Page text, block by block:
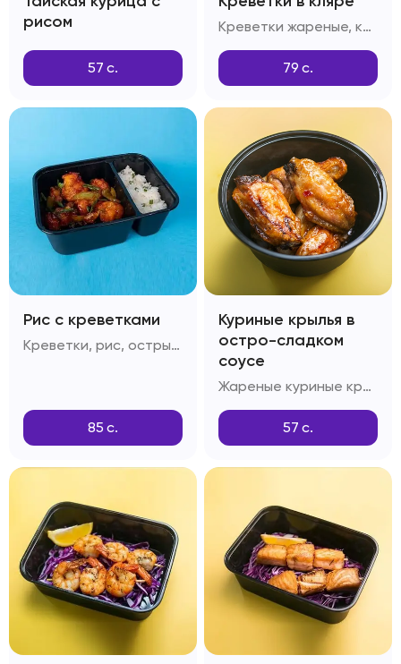
рисом
57 с.
Креветки жареные, кляр Темпура, сухари Панко
79 с.
Рис с креветками
Креветки, рис, острый перец, лук репчатый, фирменный соус для креветок с рисом
85 с.
Куриные крылья в
остро-сладком
соусе
Жареные куриные крылья, соус Свит-чили, соус Ширачи
57 с.